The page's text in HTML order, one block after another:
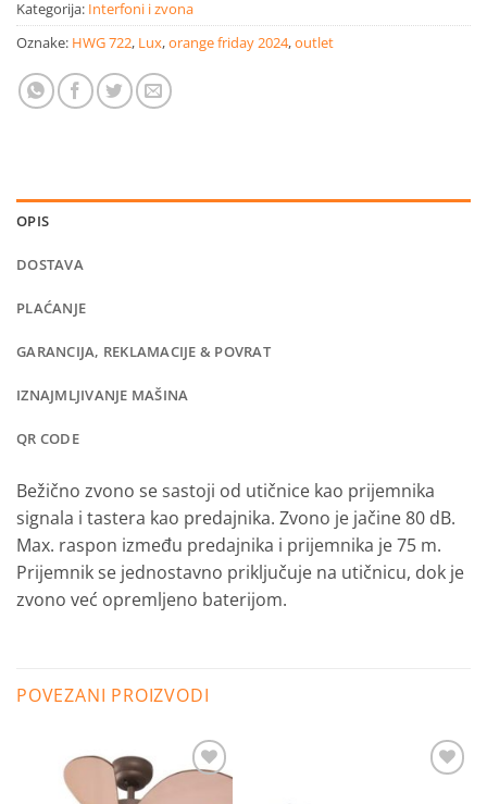
Kategorija: Interfoni i zvona
Oznake: HWG 722, Lux,orange friday 2024,outlet
OPIS
DOSTAVA
PLAĆANJE
GARANCIJA, REKLAMACIJE & POVRAT
IZNAJMLJIVANJE MAŠINA
QR CODE
Bežično zvono se sastoji od utičnice kao prijemnika
signala i tastera kao predajnika. Zvono je jačine 80 dB.
Max. raspon između predajnika i prijemnika je 75 m.
Prijemnik se jednostavno priključuje na utičnicu, dok je
zvono već opremljeno baterijom.
POVEZANI PROIZVODI